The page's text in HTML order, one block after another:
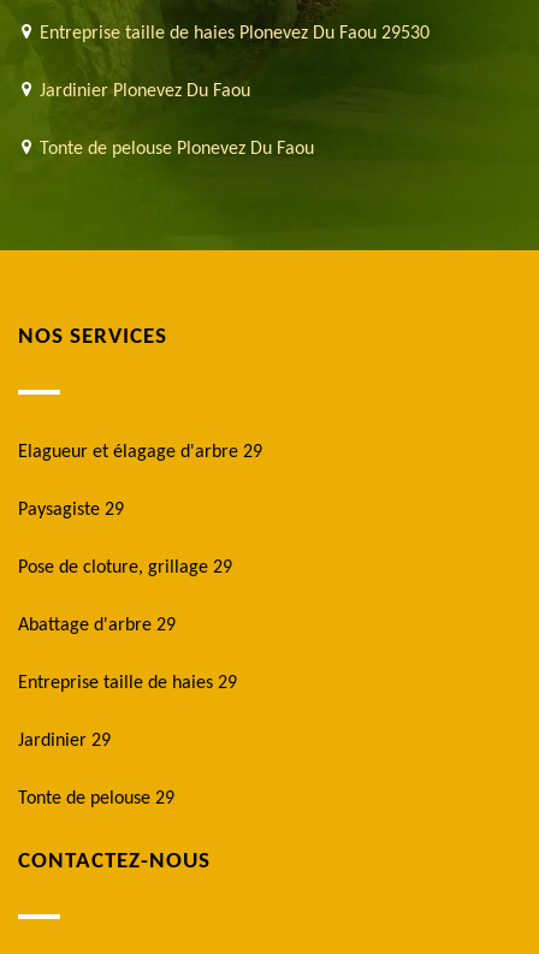
Entreprise taille de haies Plonevez Du Faou 29530
Jardinier Plonevez Du Faou
Tonte de pelouse Plonevez Du Faou
NOS SERVICES
Elagueur et élagage d'arbre 29
Paysagiste 29
Pose de cloture, grillage 29
Abattage d'arbre 29
Entreprise taille de haies 29
Jardinier 29
Tonte de pelouse 29
CONTACTEZ-NOUS